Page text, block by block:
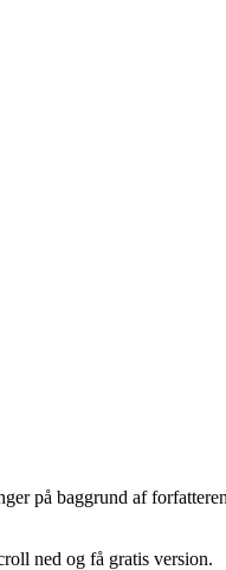
på baggrund af
ned og få gratis version.